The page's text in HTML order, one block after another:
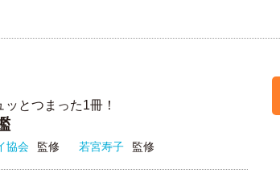
とつまった1冊！
協会 監修 若宮寿子 監修